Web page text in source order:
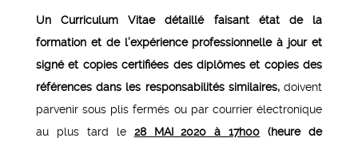
Un Curriculum Vitae détaillé faisant état de la
formation et de l’expérience professionnelle à jour et
signé et copies certifiées des diplômes et copies des
références dans les responsabilités similaires, doivent
parvenir sous plis fermés ou par courrier électronique
au plus tard le 28 MAI 2020 à 17h00
(heure de